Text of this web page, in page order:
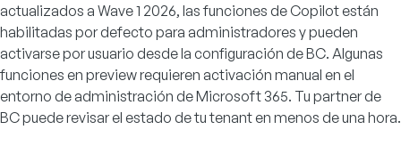
actualizados a Wave 1 2026, las funciones de Copilot están
habilitadas por defecto para administradores y pueden
activarse por usuario desde la configuración de BC. Algunas
funciones en preview requieren activación manual en el
entorno de administración de Microsoft 365. Tu partner de
BC puede revisar el estado de tu tenant en menos de una hora.